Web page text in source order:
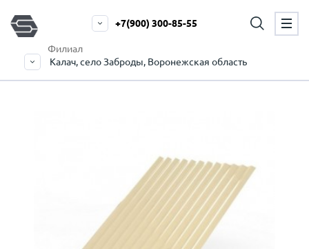
Филиал
Калач, село Заброды, Воронежская область
+7(900) 300-85-55